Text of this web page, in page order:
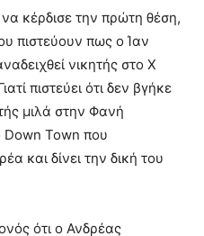
κέρδισε την πρώτη θέση,
πιστεύουν πως ο Ίαν
νικητής στο X
πιστεύει ότι δεν βγήκε
μιλά στην Φανή
Down Town που
και δίνει την δική του
ότι ο Ανδρέας